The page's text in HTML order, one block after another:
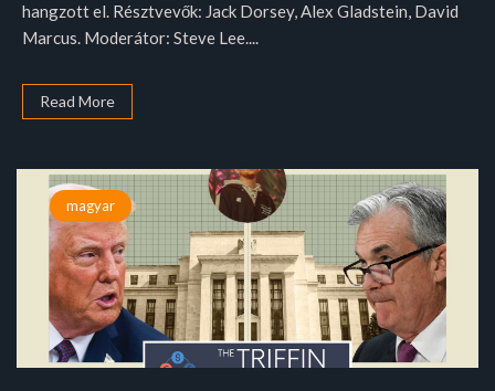
hangzott el. Résztvevők: Jack Dorsey, Alex Gladstein, David
Marcus. Moderátor: Steve Lee....
Read More
magyar